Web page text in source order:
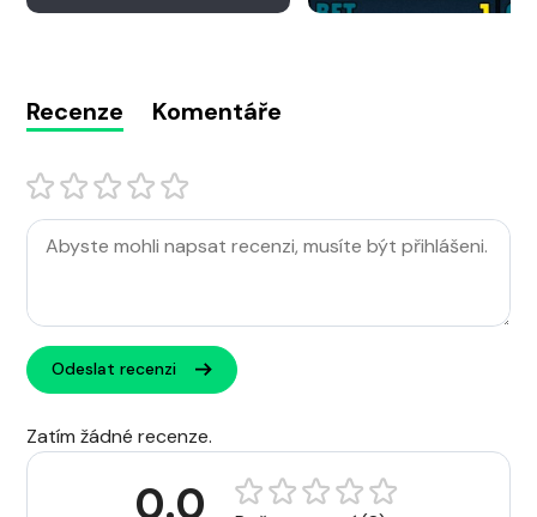
Recenze Komentáře
Odeslat recenzi
Zatím žádné recenze.
0.0